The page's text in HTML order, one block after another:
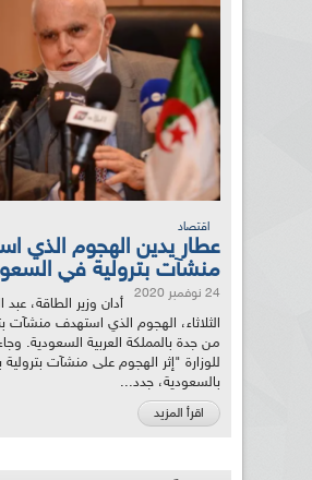
اقتصاد
عطار يدين الهجوم الذي
منشآت بترولية في
24 نوفمبر 2020
أدان وزير الطاقة، عبد
الثلاثاء، الهجوم الذي استهدف منشآت
من جدة بالمملكة العربية السعودية.
للوزارة "إثر الهجوم على منشآت
بالسعودية، جدد...
اقرأ المزيد